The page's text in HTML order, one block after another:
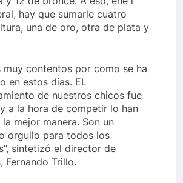
hay que sumarle cuatro
una de oro, otra de plata y
muy contentos por como se ha
en estos días. EL
de nuestros chicos fue
a la hora de competir lo han
mejor manera. Son un
orgullo para todos los
sintetizó el director de
Fernando Trillo.